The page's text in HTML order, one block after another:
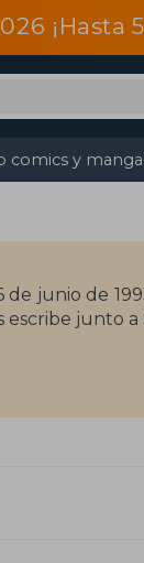
¡Hasta
comics y manga
de junio de
escribe junto